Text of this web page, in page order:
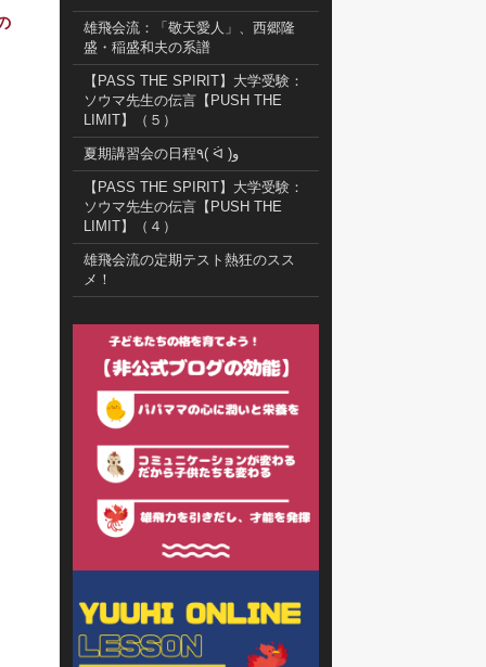
雄飛会流：「敬天愛人」、西郷隆
盛・稲盛和夫の系譜
【PASS THE SPIRIT】大学受験：
ソウマ先生の伝言【PUSH THE
LIMIT】（５）
夏期講習会の日程٩( ᐛ )و
【PASS THE SPIRIT】大学受験：
ソウマ先生の伝言【PUSH THE
LIMIT】（４）
雄飛会流の定期テスト熱狂のスス
メ！